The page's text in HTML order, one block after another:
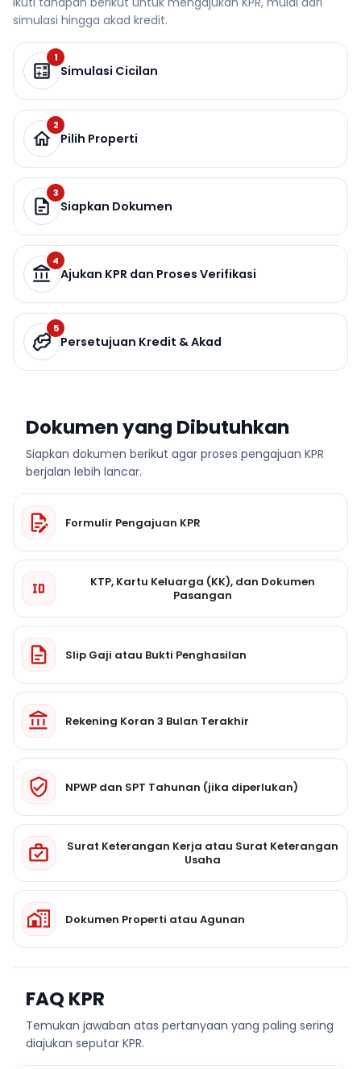
simulasi hingga akad kredit.
1
Simulasi Cicilan
2
Pilih Properti
3
Siapkan Dokumen
4
Ajukan KPR dan Proses Verifikasi
5
Persetujuan Kredit & Akad
Dokumen yang Dibutuhkan
Siapkan dokumen berikut agar proses pengajuan KPR
berjalan lebih lancar.
Formulir Pengajuan KPR
KTP, Kartu Keluarga (KK), dan Dokumen
Pasangan
Slip Gaji atau Bukti Penghasilan
Rekening Koran 3 Bulan Terakhir
NPWP dan SPT Tahunan (jika diperlukan)
Surat Keterangan Kerja atau Surat Keterangan
Usaha
Dokumen Properti atau Agunan
FAQ KPR
Temukan jawaban atas pertanyaan yang paling sering
diajukan seputar KPR.